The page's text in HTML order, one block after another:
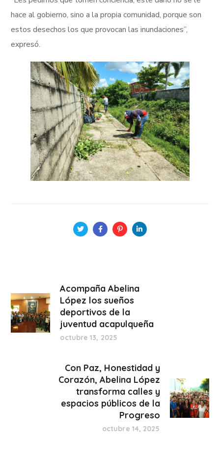
hace al gobierno, sino a la propia comunidad, porque son
estos desechos los que provocan las inundaciones”,
expresó.
Acompaña Abelina
López los sueños
deportivos de la
juventud acapulqueña
octubre 13, 2025
Con Paz, Honestidad y
Corazón, Abelina López
transforma calles y
espacios públicos de la
Progreso
octubre 14, 2025